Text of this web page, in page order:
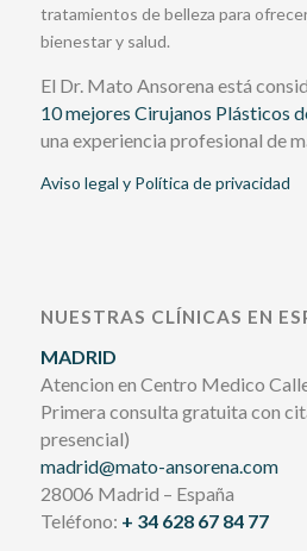
tratamientos de belleza para
bienestar y salud.
El Dr. Mato Ansorena está
10 mejores Cirujanos Plásticos
una experiencia profesional de
Aviso legal y Política de privacidad
NUESTRAS CLÍNICAS EN
MADRID
Atencion en Centro Medico
Primera consulta gratuita con
presencial)
madrid@mato-ansorena.com
28006 Madrid – España
Teléfono: + 34 628 67 84 77